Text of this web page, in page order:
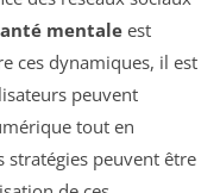
mentaleest
ces dynamiques, il est
peuvent
tout en
stratégies peuvent être